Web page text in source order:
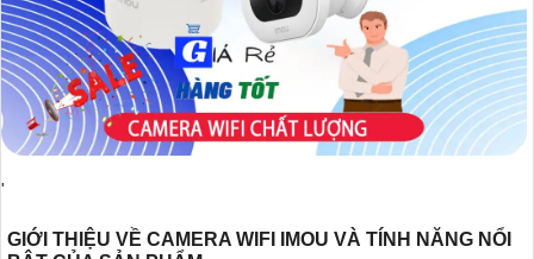
'
GIỚI THIỆU VỀ CAMERA WIFI IMOU VÀ TÍNH NĂNG NỔI